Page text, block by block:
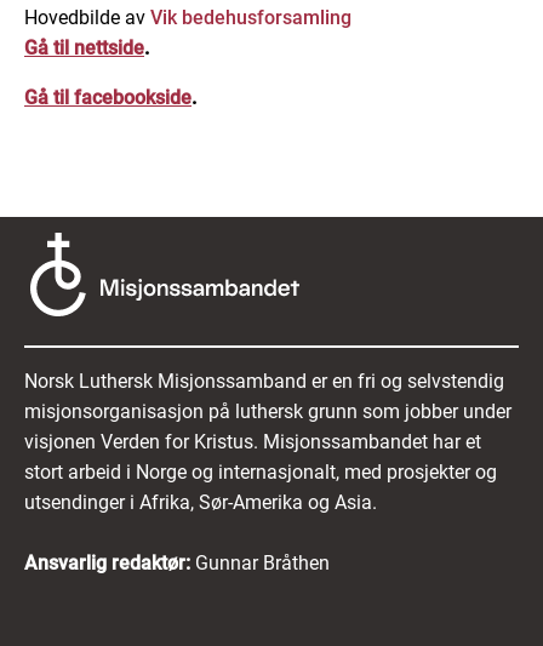
Hovedbilde av Vik bedehusforsamling
Gå til nettside.
Gå til facebookside.
Norsk Luthersk Misjonssamband er en fri og selvstendig
misjonsorganisasjon på luthersk grunn som jobber under
visjonen Verden for Kristus. Misjonssambandet har et
stort arbeid i Norge og internasjonalt, med prosjekter og
utsendinger i Afrika, Sør-Amerika og Asia.
Ansvarlig redaktør: Gunnar Bråthen